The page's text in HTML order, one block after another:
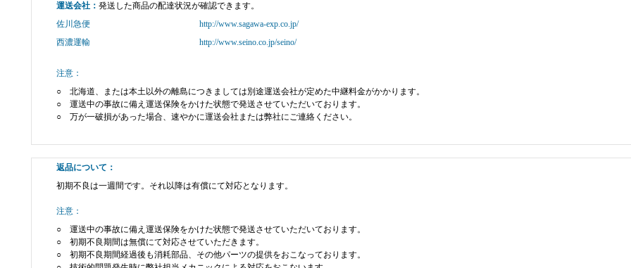
運送会社： 発送した商品の配達状況が確認できます。
佐川急便
http://www.sagawa-exp.co.jp/
西濃運輸
http://www.seino.co.jp/seino/
注意：
○ 北海道、または本土以外の離島につきましては別途運送会社が定めた中継料金がかかります。
○ 運送中の事故に備え運送保険をかけた状態で発送させていただいております。
○ 万が一破損があった場合、速やかに運送会社または弊社にご連絡ください。
返品について：
初期不良は一週間です。それ以降は有償にて対応となります。
注意：
○ 運送中の事故に備え運送保険をかけた状態で発送させていただいております。
○ 初期不良期間は無償にて対応させていただきます。
○ 初期不良期間経過後も消耗部品、その他パーツの提供をおこなっております。